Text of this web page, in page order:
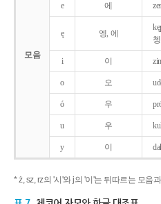
모음
e 에
ę 엥, 에
i 이
o 오
ó 우
u 우
y 이
* ż, sz, rz의 '시'와 j의 '이'는 뒤따르는 모음